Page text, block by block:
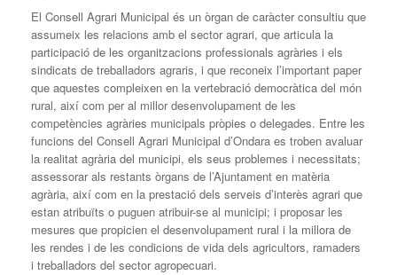
El Consell Agrari Municipal és un òrgan de caràcter consultiu que
assumeix les relacions amb el sector agrari, que articula la
participació de les organitzacions professionals agràries i els
sindicats de treballadors agraris, i que reconeix l’important paper
que aquestes compleixen en la vertebració democràtica del món
rural, així com per al millor desenvolupament de les
competències agràries municipals pròpies o delegades. Entre les
funcions del Consell Agrari Municipal d’Ondara es troben avaluar
la realitat agrària del municipi, els seus problemes i necessitats;
assessorar als restants òrgans de l’Ajuntament en matèria
agrària, així com en la prestació dels serveis d’interès agrari que
estan atribuïts o puguen atribuir-se al municipi; i proposar les
mesures que propicien el desenvolupament rural i la millora de
les rendes i de les condicions de vida dels agricultors, ramaders
i treballadors del sector agropecuari.